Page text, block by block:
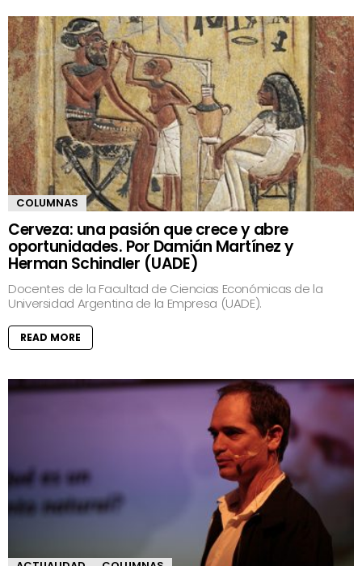
COLUMNAS
Cerveza: una pasión que crece y abre
oportunidades. Por Damián Martínez y
Herman Schindler (UADE)
Docentes de la Facultad de Ciencias Económicas de la
Universidad Argentina de la Empresa (UADE).
READ MORE